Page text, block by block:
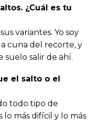
¿Cuál es tu
variantes. Yo soy
cuna del recorte, y
suelo salir de ahí.
el salto o el
todo tipo de
lo más difícil y lo más